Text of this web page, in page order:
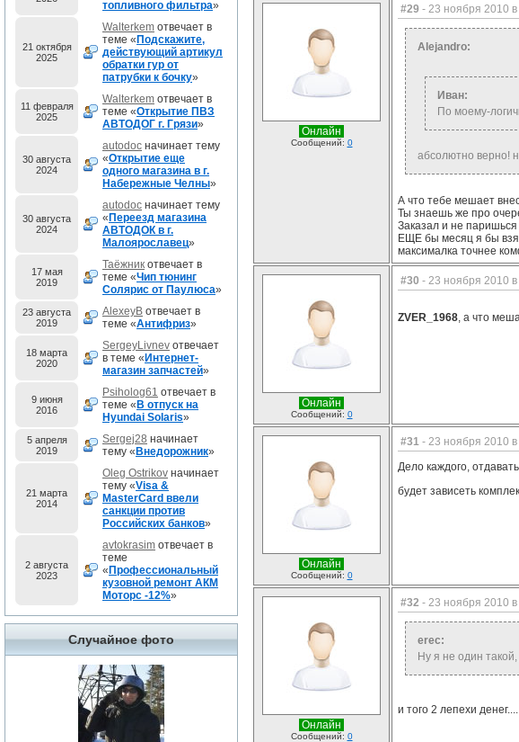
топливного фильтра»
21 октября
2025
Walterkem отвечает в
теме « Подскажите,
действующий артикул
обратки гур от
патрубки к бочку»
11 февраля
2025
Walterkem отвечает в
теме «Открытие ПВЗ
АВТОДОГ г. Грязи»
30 августа
2024
autodoc начинает тему
«Открытие еще
одного магазина в г.
Набережные Челны»
30 августа
2024
autodoc начинает тему
« Переезд магазина
АВТОДОК в г.
Малоярославец»
17 мая
2019
Таёжник отвечает в
теме «Чип тюнинг
Солярис от Паулюса»
23 августа
2019
AlexeyB отвечает в
теме «Антифриз»
18 марта
2020
SergeyLivnev отвечает
в теме « Интернет-
магазин запчастей»
9 июня
2016
Psiholog61 отвечает в
теме « В отпуск на
Hyundai Solaris»
5 апреля
2019
Sergej28 начинает
тему « Внедорожник»
21 марта
2014
Oleg Ostrikov начинает
тему «Visa &
MasterCard ввели
санкции против
Российских банков»
2 августа
2023
avtokrasim отвечает в
теме
« Профессиональный
кузовной ремонт АКМ
Моторс -12%»
Случайное фото
Онлайн
Сообщений: 0
#29 - 23 ноября 2010 в
Alejandro:
Иван:
По моему-
абсолютно верно!
А что тебе мешает
Ты знаешь же про
Заказал и не
ЕЩЕ бы месяц я бы
максималка точнее
Онлайн
Сообщений: 0
#30 - 23 ноября 2010
ZVER_1968, а что
Онлайн
Сообщений: 0
#31 - 23 ноября 2010 в
Дело каждого,
будет зависеть
Онлайн
Сообщений: 0
#32 - 23 ноября 2010 в
erec:
Ну я не один
и того 2 лепехи